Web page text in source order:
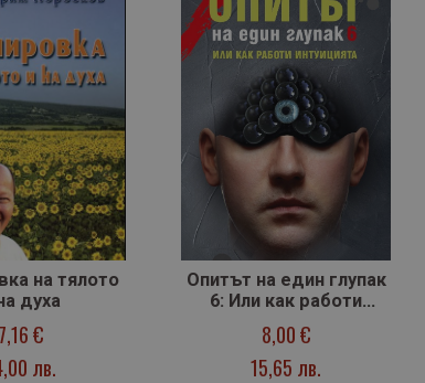
на тялото
духа
7,16 €
лв.
Опитът на един глупак
6: Или как работи
интуицията
8,00 €
15,65 лв.